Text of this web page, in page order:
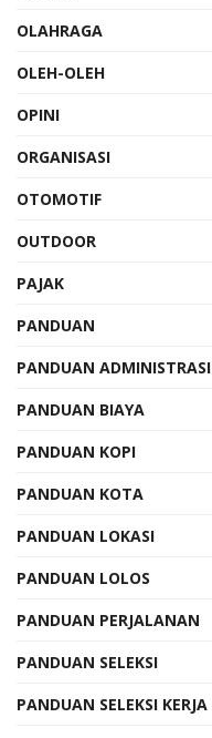
OLAHRAGA
OLEH-OLEH
OPINI
ORGANISASI
OTOMOTIF
OUTDOOR
PAJAK
PANDUAN
PANDUAN ADMINISTRASI
PANDUAN BIAYA
PANDUAN KOPI
PANDUAN KOTA
PANDUAN LOKASI
PANDUAN LOLOS
PANDUAN PERJALANAN
PANDUAN SELEKSI
PANDUAN SELEKSI KERJA